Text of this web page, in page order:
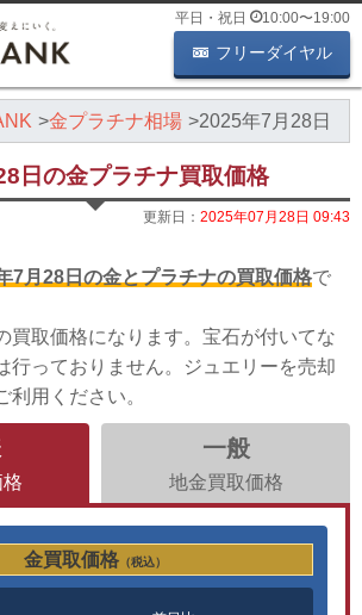
平日・祝日 10:00〜19:00
フリーダイヤル
金プラチナ相場 2025年7月28日
日の金プラチナ買取価格
更新日： 2025年07月28日 09:43
7月28日の金とプラチナの買取価格で
買取価格になります。宝石が付いてな
行っておりません。ジュエリーを売却
利用ください。
一般
地金買取価格
金買取価格 （税込）